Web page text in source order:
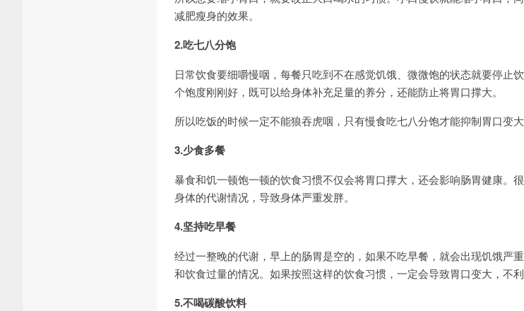
减肥瘦身的效果。
2.吃七八分饱
日常饮食要细嚼慢咽，每餐只吃到不在感觉饥饿、微微饱的状态就要停止
个饱度刚刚好，既可以给身体补充足量的养分，还能防止将胃口撑大。
所以吃饭的时候一定不能狼吞虎咽，只有慢食吃七八分饱才能抑制胃口变大
3.少食多餐
暴食和饥一顿饱一顿的饮食习惯不仅会将胃口撑大，还会影响肠胃健康。
身体的代谢情况，导致身体严重发胖。
4.坚持吃早餐
经过一整晚的代谢，早上的肠胃是空的，如果不吃早餐，就会出现饥饿严
和饮食过量的情况。如果按照这样的饮食习惯，一定会导致胃口变大，不利
5.不喝碳酸饮料